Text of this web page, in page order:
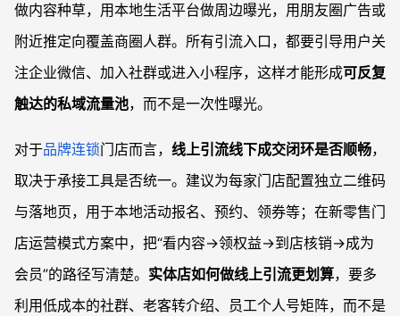
做内容种草，用本地生活平台做周边曝光，用朋友圈广告或
附近推定向覆盖商圈人群。所有引流入口，都要引导用户关
注企业微信、加入社群或进入小程序，这样才能形成可反复
触达的私域流量池，而不是一次性曝光。
对于品牌连锁门店而言， 线上引流线下成交闭环是否顺畅，
取决于承接工具是否统一。建议为每家门店配置独立二维码
与落地页，用于本地活动报名、预约、领券等；在新零售门
店运营模式方案中，把“看内容→领权益→到店核销→成为
会员”的路径写清楚。 实体店如何做线上引流更划算，要多
利用低成本的社群、老客转介绍、员工个人号矩阵，而不是